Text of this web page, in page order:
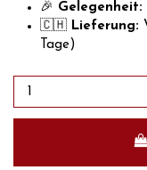
🎉 Gelegenheit:
🇨🇭 Lieferung:
Tage)